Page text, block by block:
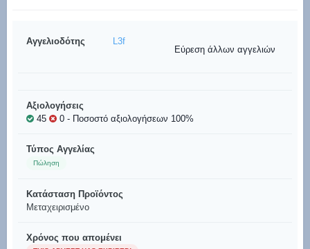
Αγγελιοδότης
L3f
Εύρεση άλλων αγγελιών
Αξιολογήσεις
45
0 - Ποσοστό αξιολογήσεων 100%
Τύπος Αγγελίας
Πώληση
Κατάσταση Προϊόντος
Μεταχειρισμένο
Χρόνος που απομένει